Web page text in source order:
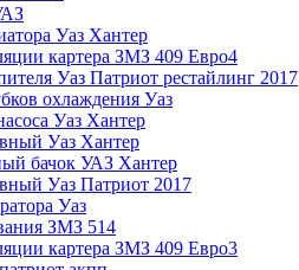
Уаз Хантер
картера ЗМЗ 409 Евро4
Уаз Патриот рестайлинг 2017
охлаждения Уаз
Уаз Хантер
Уаз Хантер
бачок УАЗ Хантер
Уаз Патриот 2017
Уаз
ЗМЗ 514
картера ЗМЗ 409 Евро3